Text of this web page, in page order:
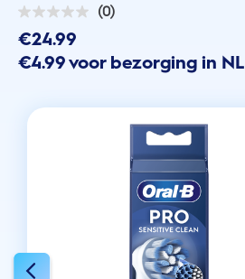
(0)
0.0
van
de
5
sterren.
€24.99
€4.99 voor bezorging in NL